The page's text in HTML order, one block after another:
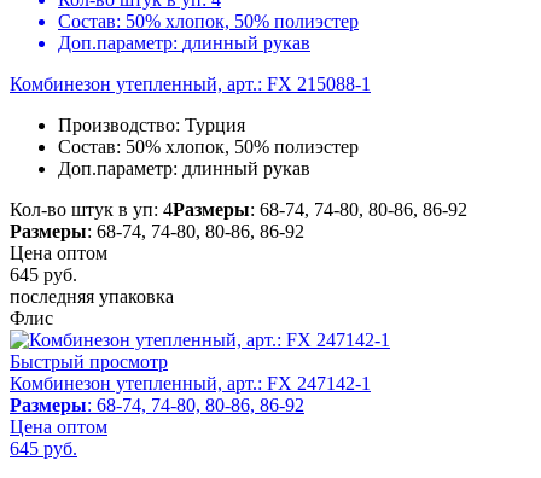
Состав: 50% хлопок, 50% полиэстер
Доп.параметр: длинный рукав
Комбинезон утепленный, арт.: FX 215088-1
Производство: Турция
Состав: 50% хлопок, 50% полиэстер
Доп.параметр: длинный рукав
Кол-во штук в уп: 4Размеры: 68-74, 74-80, 80-86, 86-92
Размеры: 68-74, 74-80, 80-86, 86-92
Цена оптом
645 руб.
последняя упаковка
Флис
Быстрый просмотр
Комбинезон утепленный, арт.: FX 247142-1
Размеры: 68-74, 74-80, 80-86, 86-92
Цена оптом
645 руб.